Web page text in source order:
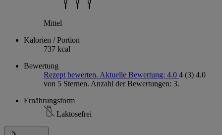
Mittel
Kalorien / Portion
737 kcal
Bewertung
Rezept bewerten. Aktuelle Bewertung: 4.0 4 (3) 4.0
von 5 Sternen. Anzahl der Bewertungen: 3.
Ernährungsform
Laktosefrei